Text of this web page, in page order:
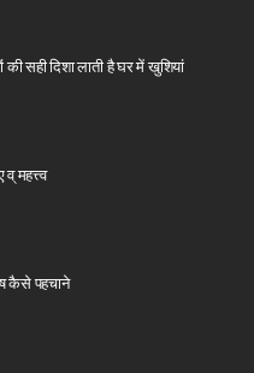
सही दिशा लाती है घर में खुशियां
व् महत्त्व
कैसे पहचाने